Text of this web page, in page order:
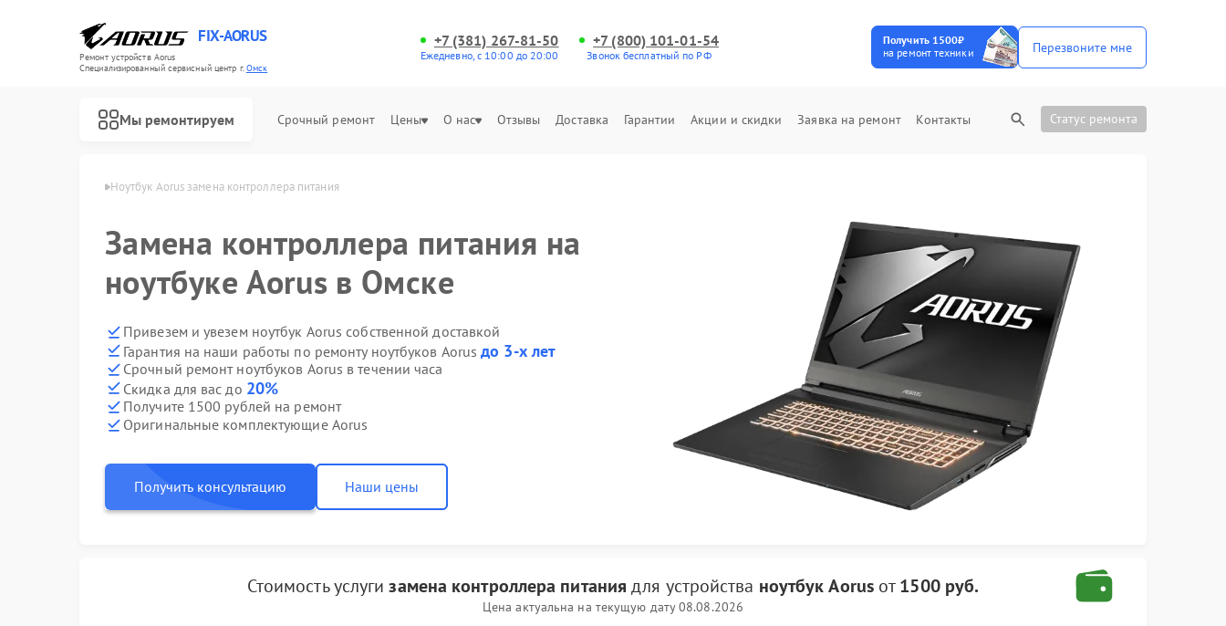
FIX-AORUS
Ремонт устройств Aorus
Специализированный cервисный центр г.Омск
+7 (381) 267-81-50
Ежедневно, с 10:00 до 20:00
+7 (800) 101-01-54
Звонок бесплатный по РФ
Получить 1500₽
на ремонт техники
Перезвоните мне
Мы ремонтируем Срочный ремонт Цены О нас Отзывы Доставка Гарантии Акции и скидки Заявка на ремонт Контакты Статус ремонта
Ноутбук Aorus замена контроллера питания
Замена контроллера питания на
ноутбуке Aorus в Омске
Привезем и увезем ноутбук Aorus собственной доставкой
Гарантия на наши работы по ремонту ноутбуков Aorusдо 3-х лет
Срочный ремонт ноутбуков Aorus в течении часа
Скидка для вас до 20%
Получите 1500 рублей на ремонт
Оригинальные комплектующие Aorus
Получить консультацию Наши цены
Стоимость услугизамена контроллера питания для устройства ноутбук Aorusот1500 руб.
Цена актуальна на текущую дату 08.08.2026